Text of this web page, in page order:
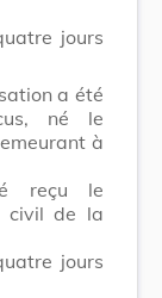
jours
a été
né le
à
reçu le
civil de la
jours